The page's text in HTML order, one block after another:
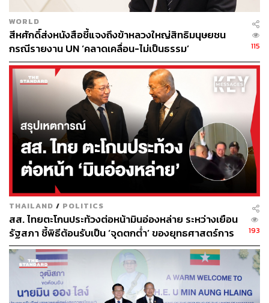
อย่างไร และมีใครหรือหน่วยงานใดทั้งภาครัฐและเอกชนที่มี
ส่วนร่วมบ้าง เพื่อที่จะไม่ต้องตั้งไข่ใหม่ และนำเอาวิธีการที่
สิงคโปร์ดำเนินการสำเร็จมาแล้ว มาเป็นการร่วมมือกัน
ระหว่าง 2 ประเทศในอาเซียน
ภายหลังการประชุม รังสิมันต์แถลงว่าทุกฝ่ายเห็นตรงกันว่า
ไม่อยากให้ระบบธนาคารไทยเข้าไปเกี่ยวข้องกับการทำ
ธุรกรรมที่จะนำไปสู่การซื้ออาวุธ โดยทุกฝ่ายที่เกี่ยวข้องให้
สัญญาว่าจะมีมาตรการต่อไปทั้งระยะสั้น กลาง และยาว เพื่อ
การแก้ไขปัญหาในเรื่องนี้
นอกจากนี้ ทาง กมธ. ยังแนะนำกระทรวงการต่างประเทศว่า
จะต้องมีการประสานงานกับสิงคโปร์เพื่อแก้ปัญหาในภาพ
รวม และให้หน่วยงานทั้งหมดทำรายงานความคืบหน้าส่ง
กลับมายัง กมธ. ภายใน 30 วัน เพื่อติดตามมาตรการที่มีความ
ชัดเจนต่อไป
TAGS: รังสิมันต์ โรม สมาคมธนาคารไทย
การซื้ออาวุธ
พรรคก้าวไกล
สำนักงานข้าหลวงใหญ่เพื่อสิทธิมนุษยชนแห่ง
สหประชาชาติ (OHCHR)
Myanmar
WORLD
สีหศักดิ์ส่งหนังสือชี้แจงถึงข้าหลวงใหญ่สิทธิมนุษยชน
กรณีรายงาน UN ‘คลาดเคลื่อน-ไม่เป็นธรรม’
115
THAILAND / POLITICS
สส. ไทยตะโกนประท้วงต่อหน้ามินอ่องหล่าย ระหว่างเยือน
รัฐสภา ชี้พิธีต้อนรับเป็น ‘จุดตกต่ำ’ ของยุทธศาสตร์การ
ทูตไทย
193